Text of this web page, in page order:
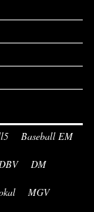
Baseball EM
DBV DM
MGV